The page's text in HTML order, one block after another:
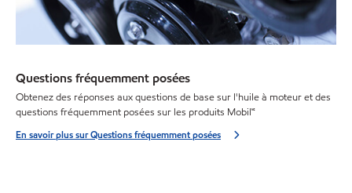
Questions fréquemment posées
Obtenez des réponses aux questions de base sur l'huile à moteur et des
questions fréquemment posées sur les produits Mobil🅪
En savoir plus sur Questions fréquemment posées